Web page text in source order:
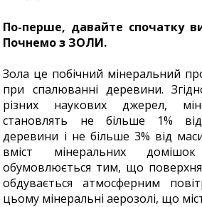
По-перше, давайте спочатку
Почнемо з ЗОЛИ.
Зола це побічний мінеральний
при спалюванні деревини.
різних наукових джерел,
становлять не більше 1%
деревини і не більше 3% від
вміст мінеральних
обумовлюється тим, що
обдувається атмосферним
цьому мінеральні аерозолі, що